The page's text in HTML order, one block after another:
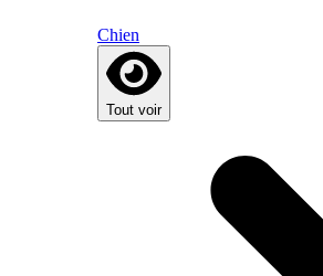
Chien
Tout voir